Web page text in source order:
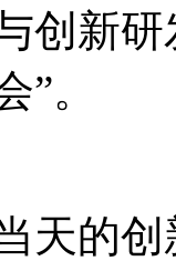
创新
”。
的创